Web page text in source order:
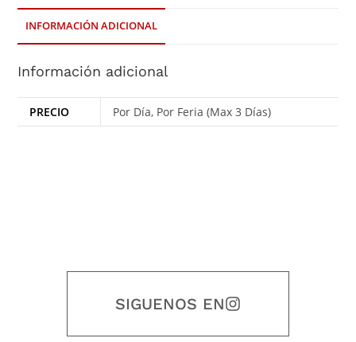
INFORMACIÓN ADICIONAL
Información adicional
PRECIO Por Día, Por Feria (Max 3 Días)
SIGUENOS EN